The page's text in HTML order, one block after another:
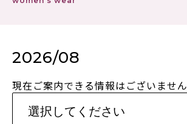
2026/08
現在ご案内できる情報はございません